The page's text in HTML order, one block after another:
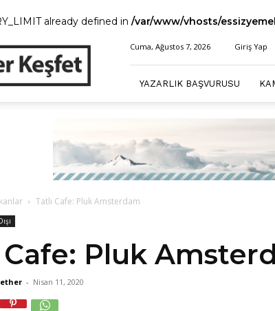
already defined in /var/www/vhosts/
Cuma, Ağustos 7, 2026 Giriş Yap
YAZARLIK BAŞVURUSU
Tatlı Cafe: Pluk Amsterdam
Cafe: Pluk
- Nisan 11, 2020